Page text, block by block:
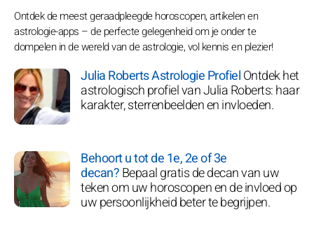
Ontdek de meest geraadpleegde horoscopen, artikelen en
astrologie-apps – de perfecte gelegenheid om je onder te
dompelen in de wereld van de astrologie, vol kennis en plezier!
Julia Roberts Astrologie ProfielOntdek het
astrologisch profiel van Julia Roberts: haar
karakter, sterrenbeelden en invloeden.
Behoort u tot de 1e, 2e of 3e
decan?Bepaal gratis de decan van uw
teken om uw horoscopen en de invloed op
uw persoonlijkheid beter te begrijpen.